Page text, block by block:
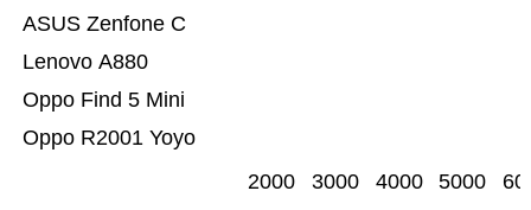
Oppo R2001 Yoyo
Oppo Find 5 Mini
Lenovo A880
ASUS Zenfone C
2000 3000 4000 5000